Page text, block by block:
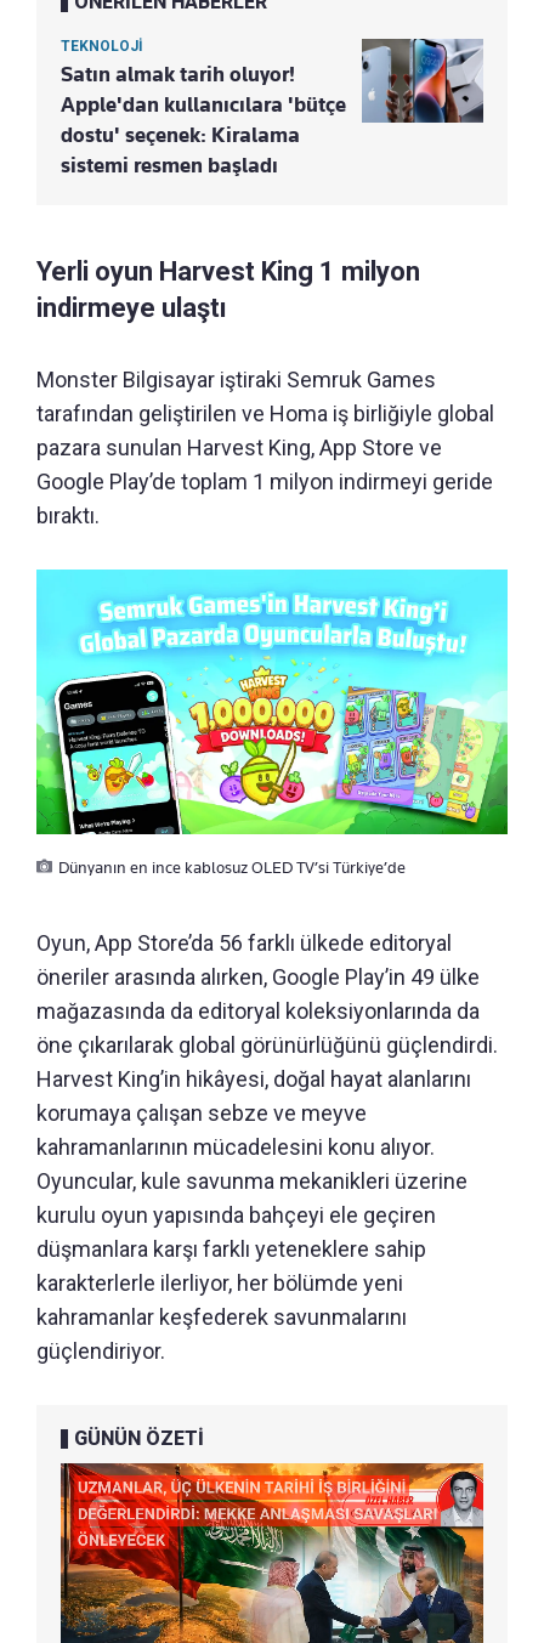
TEKNOLOJİ
Satın almak tarih oluyor!
Apple'dan kullanıcılara 'bütçe
dostu' seçenek: Kiralama
sistemi resmen başladı
Yerli oyun Harvest King 1 milyon
indirmeye ulaştı
Monster Bilgisayar iştiraki Semruk Games
tarafından geliştirilen ve Homa iş birliğiyle global
pazara sunulan Harvest King, App Store ve
Google Play’de toplam 1 milyon indirmeyi geride
bıraktı.
Dünyanın en ince kablosuz OLED TV’si Türkiye’de
Oyun, App Store’da 56 farklı ülkede editoryal
öneriler arasında alırken, Google Play’in 49 ülke
mağazasında da editoryal koleksiyonlarında da
öne çıkarılarak global görünürlüğünü güçlendirdi.
Harvest King’in hikâyesi, doğal hayat alanlarını
korumaya çalışan sebze ve meyve
kahramanlarının mücadelesini konu alıyor.
Oyuncular, kule savunma mekanikleri üzerine
kurulu oyun yapısında bahçeyi ele geçiren
düşmanlara karşı farklı yeteneklere sahip
karakterlerle ilerliyor, her bölümde yeni
kahramanlar keşfederek savunmalarını
güçlendiriyor.
GÜNÜN ÖZETİ